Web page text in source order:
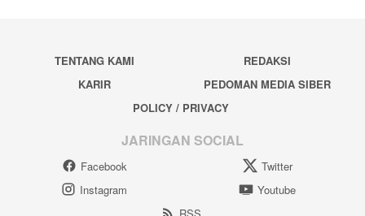
TENTANG KAMI
REDAKSI
KARIR
PEDOMAN MEDIA SIBER
POLICY / PRIVACY
JARINGAN SOCIAL
Facebook
Twitter
Instagram
Youtube
RSS